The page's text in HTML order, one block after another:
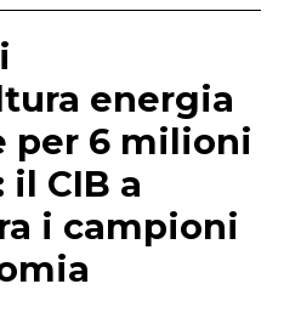
energia
per 6 milioni
CIB a
i campioni